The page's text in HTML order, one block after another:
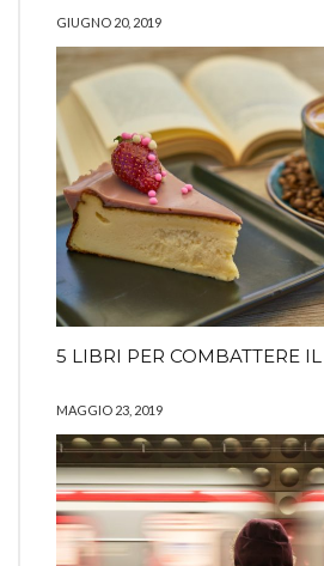
GIUGNO 20, 2019
5 LIBRI PER COMBATTERE
MAGGIO 23, 2019